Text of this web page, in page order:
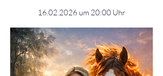
16.02.2026 um 20:00 Uhr